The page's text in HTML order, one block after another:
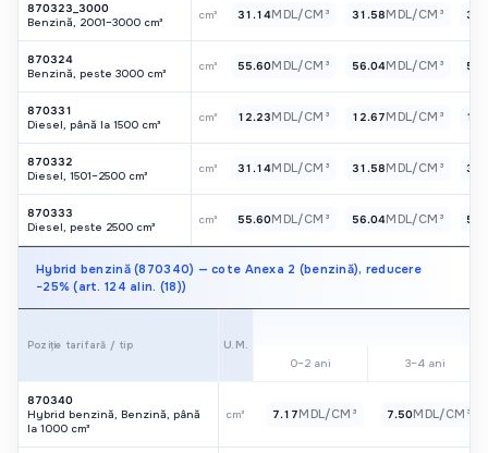
870323_3000
Benzină, 2001–3000 cm³
cm³ 31.14MDL/CM³ 31.58MDL/CM³
870324
Benzină, peste 3000 cm³
cm³ 55.60MDL/CM³ 56.04MDL/CM³
870331
Diesel, până la 1500 cm³
cm³ 12.23MDL/CM³ 12.67MDL/CM³
870332
Diesel, 1501–2500 cm³
cm³ 31.14MDL/CM³ 31.58MDL/CM³
870333
Diesel, peste 2500 cm³
cm³ 55.60MDL/CM³ 56.04MDL/CM³
Hybrid benzină (870340) — cote Anexa 2 (benzină), reducere
−25% (art. 124 alin. (18))
Poziție tarifară / tip
U.M.
0–2 ani
3–4 ani
870340
Hybrid benzină, Benzină, până
la 1000 cm³
cm³ 7.17MDL/CM³ 7.50MDL/CM³